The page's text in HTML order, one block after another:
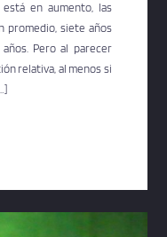
en aumento, las
promedio, siete años
Pero al parecer
relativa, al menos si